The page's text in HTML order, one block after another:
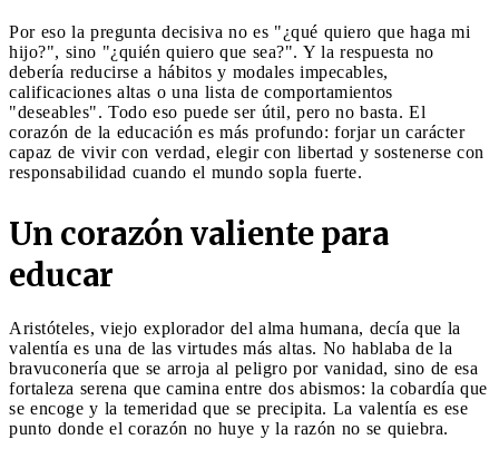
Por eso la pregunta decisiva no es "¿qué quiero que haga mi
hijo?", sino "¿quién quiero que sea?". Y la respuesta no
debería reducirse a hábitos y modales impecables,
calificaciones altas o una lista de comportamientos
"deseables". Todo eso puede ser útil, pero no basta. El
corazón de la educación es más profundo: forjar un carácter
capaz de vivir con verdad, elegir con libertad y sostenerse con
responsabilidad cuando el mundo sopla fuerte.
Un corazón valiente para
educar
Aristóteles, viejo explorador del alma humana, decía que la
valentía es una de las virtudes más altas. No hablaba de la
bravuconería que se arroja al peligro por vanidad, sino de esa
fortaleza serena que camina entre dos abismos: la cobardía que
se encoge y la temeridad que se precipita. La valentía es ese
punto donde el corazón no huye y la razón no se quiebra.